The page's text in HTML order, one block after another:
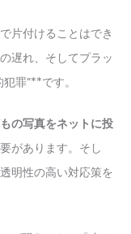
片付けることはでき
遅れ、そしてプラッ
罪”**です。
もの写真をネットに投
があります。そし
明性の高い対応策を